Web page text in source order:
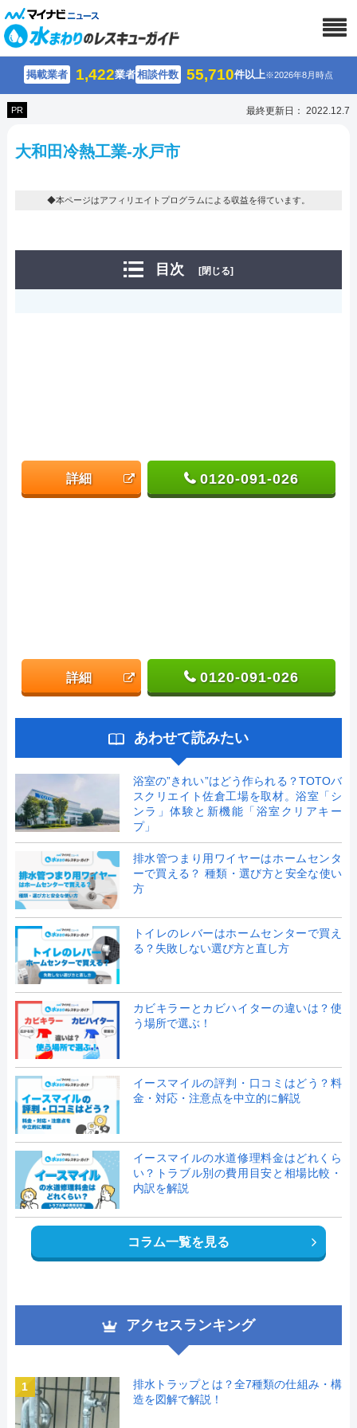
掲載業者 1,422業者相談件数 55,710件以上※2026年8月時点
PR 最終更新日： 2022.12.7
大和田冷熱工業-水戸市
◆本ページはアフィリエイトプログラムによる収益を得ています。
目次 [閉じる]
詳細 0120-091-026
詳細 0120-091-026
あわせて読みたい
浴室の”きれい”はどう作られる？TOTOバ
スクリエイト佐倉工場を取材。浴室「シ
ンラ」体験と新機能「浴室クリアキー
プ」
排水管つまり用ワイヤーはホームセンタ
ーで買える？ 種類・選び方と安全な使い
方
トイレのレバーはホームセンターで買え
る？失敗しない選び方と直し方
カビキラーとカビハイターの違いは？使
う場所で選ぶ！
イースマイルの評判・口コミはどう？料
金・対応・注意点を中立的に解説
イースマイルの水道修理料金はどれくら
い？トラブル別の費用目安と相場比較・
内訳を解説
コラム一覧を見る
アクセスランキング
1
排水トラップとは？全7種類の仕組み・構
造を図解で解説！